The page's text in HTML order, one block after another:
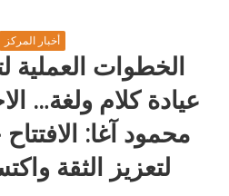
أخبار المركز
الخطوات العملية
عيادة كلام ولغة…
محمود آغا:
لتعزيز الثقة